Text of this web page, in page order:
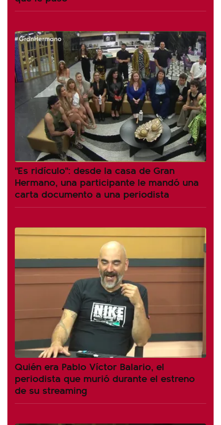
"Es ridículo": desde la casa de Gran
Hermano, una participante le mandó una
carta documento a una periodista
Quién era Pablo Víctor Balario, el
periodista que murió durante el estreno
de su streaming